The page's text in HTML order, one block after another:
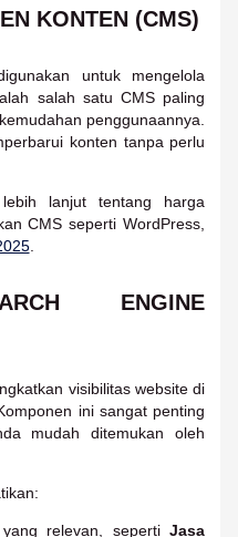
KONTEN (CMS)
untuk mengelola
salah satu CMS paling
penggunaannya.
konten tanpa perlu
lanjut tentang harga
CMS seperti WordPress,
.
ENGINE
visibilitas website di
ini sangat penting
mudah ditemukan oleh
yang relevan, sepertiJasa